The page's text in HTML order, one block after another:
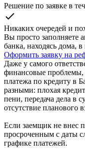
Решение по заявке в
check
Никаких очередей и
Вы просто заполняете
банка, находясь дома,
Оформить заявку на
Даже у самого
финансовые проблемы,
платежа по кредиту в
разными: плохая
пени, передача дела в
отсутствие планового
Если заемщик не внес
просроченным с даты
графике платежей.